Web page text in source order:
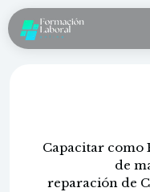
Capacitar como
de
reparación de